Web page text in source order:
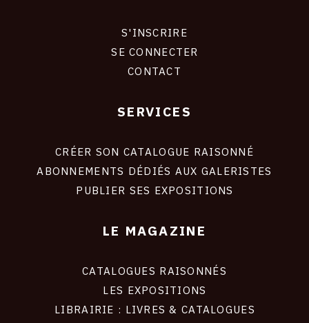
S'INSCRIRE
SE CONNECTER
CONTACT
SERVICES
CRÉER SON CATALOGUE RAISONNÉ
ABONNEMENTS DÉDIÉS AUX GALERISTES
PUBLIER SES EXPOSITIONS
LE MAGAZINE
CATALOGUES RAISONNÉS
LES EXPOSITIONS
LIBRAIRIE : LIVRES & CATALOGUES